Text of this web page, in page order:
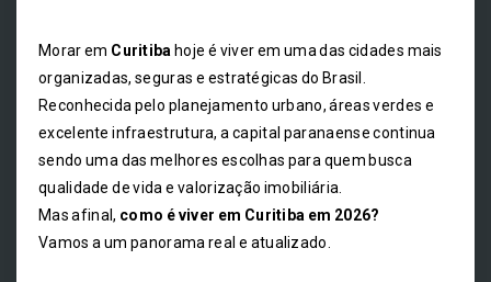
Morar em Curitiba hoje é viver em uma das cidades mais
organizadas, seguras e estratégicas do Brasil.
Reconhecida pelo planejamento urbano, áreas verdes e
excelente infraestrutura, a capital paranaense continua
sendo uma das melhores escolhas para quem busca
qualidade de vida e valorização imobiliária.
Mas afinal, como é viver em Curitiba em 2026?
Vamos a um panorama real e atualizado.